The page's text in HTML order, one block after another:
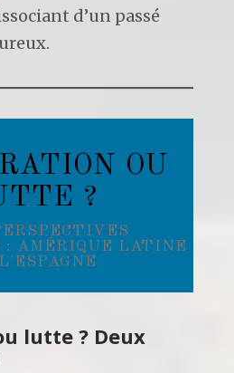
d’un passé
OU
?
: AMÉRIQUE LATINE
lutte ? Deux